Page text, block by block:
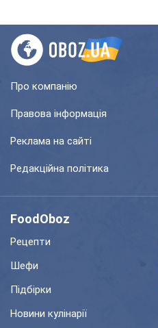
Про компанію
Правова інформація
Реклама на сайті
Редакційна політика
FoodOboz
Рецепти
Шефи
Підбірки
Новини кулінарії